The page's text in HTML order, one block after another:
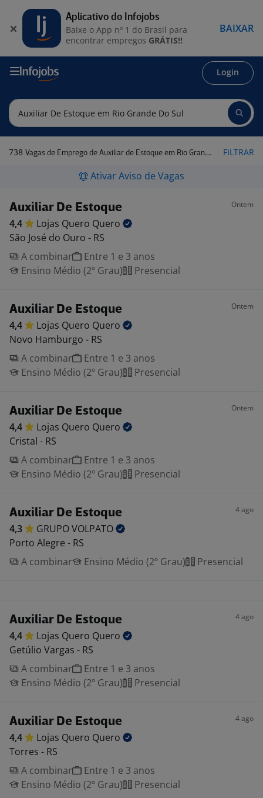
Login
738 Vagas de Emprego de Auxiliar de Estoque em Rio Grande do Sul FILTRAR
Ativar Aviso de Vagas
Auxiliar De Estoque Ontem
4,4 Lojas Quero Quero
São José do Ouro - RS
A combinar
Entre 1 e 3 anos
Ensino Médio (2º Grau)
Presencial
Auxiliar De Estoque Ontem
4,4 Lojas Quero Quero
Novo Hamburgo - RS
A combinar
Entre 1 e 3 anos
Ensino Médio (2º Grau)
Presencial
Auxiliar De Estoque Ontem
4,4 Lojas Quero Quero
Cristal - RS
A combinar
Entre 1 e 3 anos
Ensino Médio (2º Grau)
Presencial
Auxiliar De Estoque 4 ago
4,3 GRUPOVOLPATO
Porto Alegre - RS
A combinar
Ensino Médio (2º Grau) Presencial
Auxiliar De Estoque 4 ago
4,4 Lojas Quero Quero
Getúlio Vargas - RS
A combinar
Entre 1 e 3 anos
Ensino Médio (2º Grau)
Presencial
Auxiliar De Estoque 4 ago
4,4 Lojas Quero Quero
Torres - RS
A combinar
Entre 1 e 3 anos
Ensino Médio (2º Grau)
Presencial
Aplicativo do Infojobs
Baixe o App nº 1 do Brasil para
encontrar empregos GRÁTIS!!
BAIXAR